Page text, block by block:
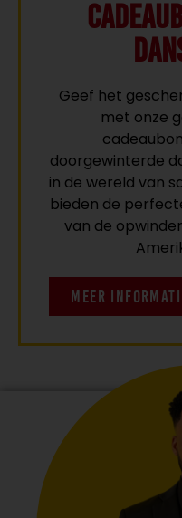
Geef het
met onze
doorgewinterde
in de wereld van
bieden de
van de
MEER